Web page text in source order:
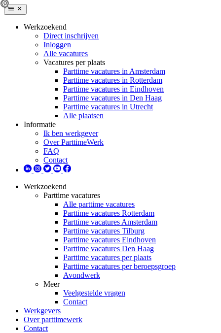
Werkzoekend
Direct inschrijven
Inloggen
Alle vacatures
Vacatures per plaats
Parttime vacatures in Amsterdam
Parttime vacatures in Rotterdam
Parttime vacatures in Eindhoven
Parttime vacatures in Den Haag
Parttime vacatures in Utrecht
Alle plaatsen
Informatie
Ik ben werkgever
Over ParttimeWerk
FAQ
Contact
Werkzoekend
Parttime vacatures
Alle parttime vacatures
Parttime vacatures Rotterdam
Parttime vacatures Amsterdam
Parttime vacatures Tilburg
Parttime vacatures Eindhoven
Parttime vacatures Den Haag
Parttime vacatures per plaats
Parttime vacatures per beroepsgroep
Avondwerk
Meer
Veelgestelde vragen
Contact
Werkgevers
Over parttimewerk
Contact